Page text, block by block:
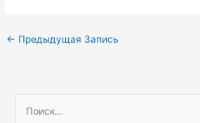
Навигация
← Предыдущая Запись